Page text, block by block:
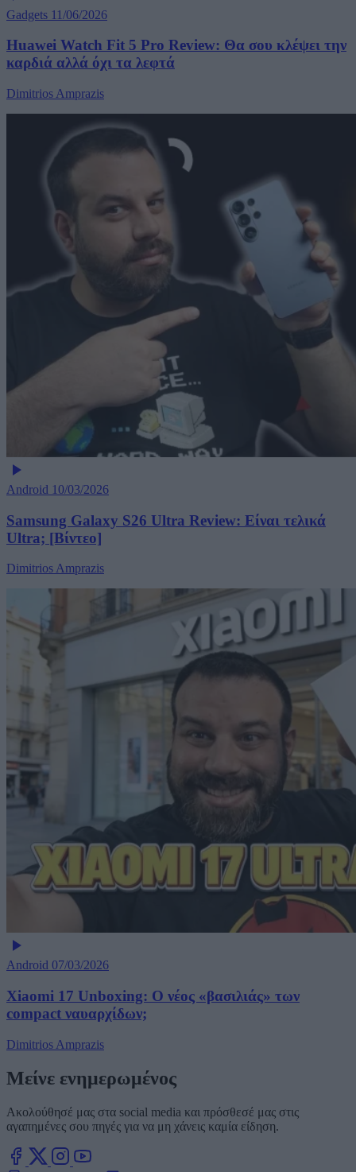
Gadgets 11/06/2026
Huawei Watch Fit 5 Pro Review: Θα σου κλέψει την
καρδιά αλλά όχι τα λεφτά
Dimitrios Amprazis
Android 10/03/2026
Samsung Galaxy S26 Ultra Review: Είναι τελικά
Ultra; [Βίντεο]
Dimitrios Amprazis
Android 07/03/2026
Xiaomi 17 Unboxing: Ο νέος «βασιλιάς» των
compact ναυαρχίδων;
Dimitrios Amprazis
Μείνε ενημερωμένος
Ακολούθησέ μας στα social media και πρόσθεσέ μας στις
αγαπημένες σου πηγές για να μη χάνεις καμία είδηση.